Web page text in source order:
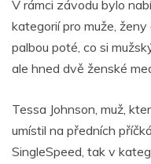
V rámci závodu bylo
kategorií pro muže,
palbou poté, co si
ale hned dvě ženské
Tessa Johnson, muž,
umístil na předních
SingleSpeed, tak v